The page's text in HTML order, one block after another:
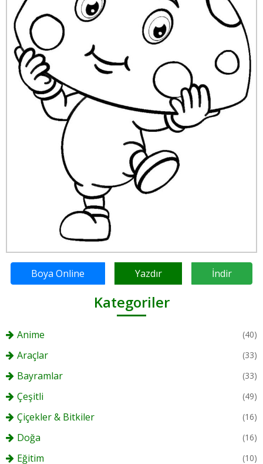
Boya Online Yazdır İndir
Kategoriler
Anime (40)
Araçlar (33)
Bayramlar (33)
Çeşitli (49)
Çiçekler & Bitkiler (16)
Doğa (16)
Eğitim (10)